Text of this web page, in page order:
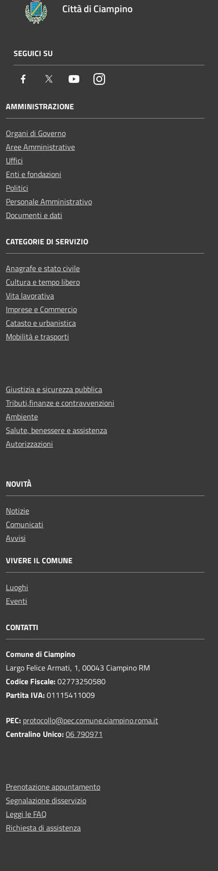
Città di Ciampino
SEGUICI SU
Facebook Twitter YoutubeInstagram
AMMINISTRAZIONE
Organi di Governo
Aree Amministrative
Uffici
Enti e fondazioni
Politici
Personale Amministrativo
Documenti e dati
CATEGORIE DI SERVIZIO
Anagrafe e stato civile
Cultura e tempo libero
Vita lavorativa
Imprese e Commercio
Catasto e urbanistica
Mobilità e trasporti
Giustizia e sicurezza pubblica
Tributi,finanze e contravvenzioni
Ambiente
Salute, benessere e assistenza
Autorizzazioni
NOVITÀ
Notizie
Comunicati
Avvisi
VIVERE IL COMUNE
Luoghi
Eventi
CONTATTI
Comune di Ciampino
Largo Felice Armati, 1, 00043 Ciampino RM
Codice Fiscale:02773250580
Partita IVA:01115411009
PEC: protocollo@pec.comune.ciampino.roma.it
Centralino Unico:06 790971
Prenotazione appuntamento
Segnalazione disservizio
Leggi le FAQ
Richiesta di assistenza